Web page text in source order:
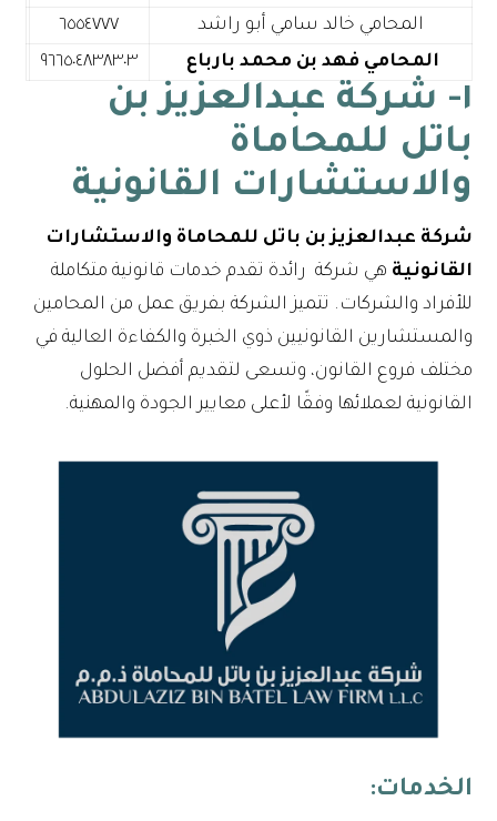
المحامي خالد سامي أبو راشد
٦٥٥٤٧٧٧
المحامي فهد بن محمد بارباع
٩٦٦٥٠٤٨٣٨٣٠٣
١- شركة عبدالعزيز بن
باتل للمحاماة
والاستشارات القانونية
شركة عبدالعزيز بن باتل للمحاماة والاستشارات
القانونية هي شركة رائدة تقدم خدمات قانونية متكاملة
للأفراد والشركات. تتميز الشركة بفريق عمل من المحامين
والمستشارين القانونيين ذوي الخبرة والكفاءة العالية في
مختلف فروع القانون، وتسعى لتقديم أفضل الحلول
القانونية لعملائها وفقًا لأعلى معايير الجودة والمهنية.
الخدمات: